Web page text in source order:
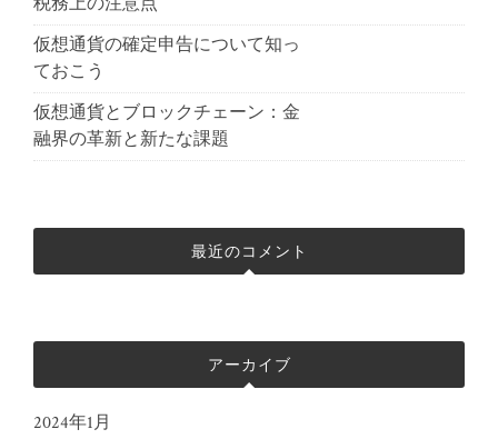
仮想通貨の確定申告について知っ
ておこう
仮想通貨とブロックチェーン：金
融界の革新と新たな課題
最近のコメント
アーカイブ
2024年1月